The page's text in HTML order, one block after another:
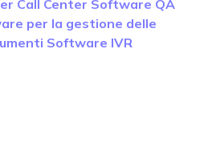
Call Center Software QA
per la gestione delle
Software IVR